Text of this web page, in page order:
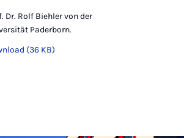
Dr. Rolf Biehler von der
Paderborn.
(36 KB)